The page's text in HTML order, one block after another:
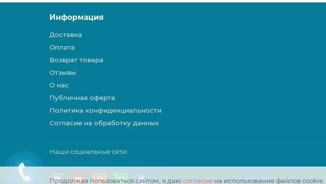
Продолжая пользоваться сайтом, я даю согласие на использование файлов cookie.
Информация
Доставка
Оплата
Возврат товара
Отзывы
О нас
Публичная оферта
Политика конфиденциальности
Согласие на обработку данных
Наши социальные сети: